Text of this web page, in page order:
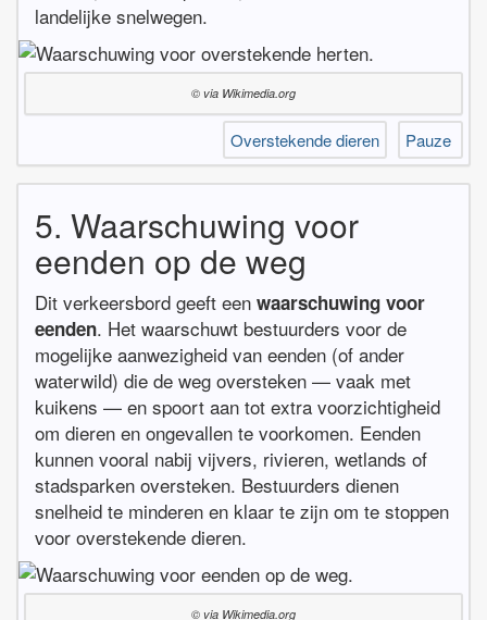
landelijke snelwegen.
© via Wikimedia.org
Overstekende dieren Pauze
5. Waarschuwing voor
eenden op de weg
Dit verkeersbord geeft een waarschuwing voor
eenden. Het waarschuwt bestuurders voor de
mogelijke aanwezigheid van eenden (of ander
waterwild) die de weg oversteken — vaak met
kuikens — en spoort aan tot extra voorzichtigheid
om dieren en ongevallen te voorkomen. Eenden
kunnen vooral nabij vijvers, rivieren, wetlands of
stadsparken oversteken. Bestuurders dienen
snelheid te minderen en klaar te zijn om te stoppen
voor overstekende dieren.
© via Wikimedia.org